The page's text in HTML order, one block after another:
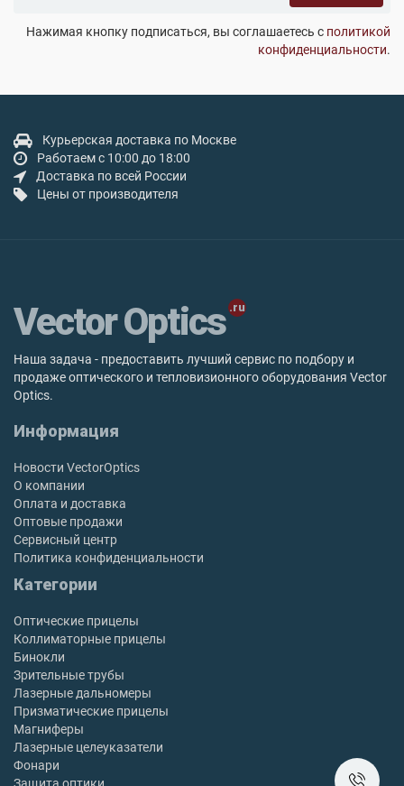
Нажимая кнопку подписаться, вы соглашаетесь с политикой
конфиденциальности.
Курьерская доставка по Москве
Работаем с 10:00 до 18:00
Доставка по всей России
Цены от производителя
Vector Optics
Наша задача - предоставить лучший сервис по подбору и
продаже оптического и тепловизионного оборудования Vector
Optics.
Информация
Новости VectorOptics
О компании
Оплата и доставка
Оптовые продажи
Сервисный центр
Политика конфиденциальности
Категории
Оптические прицелы
Коллиматорные прицелы
Бинокли
Зрительные трубы
Лазерные дальномеры
Призматические прицелы
Магниферы
Лазерные целеуказатели
Фонари